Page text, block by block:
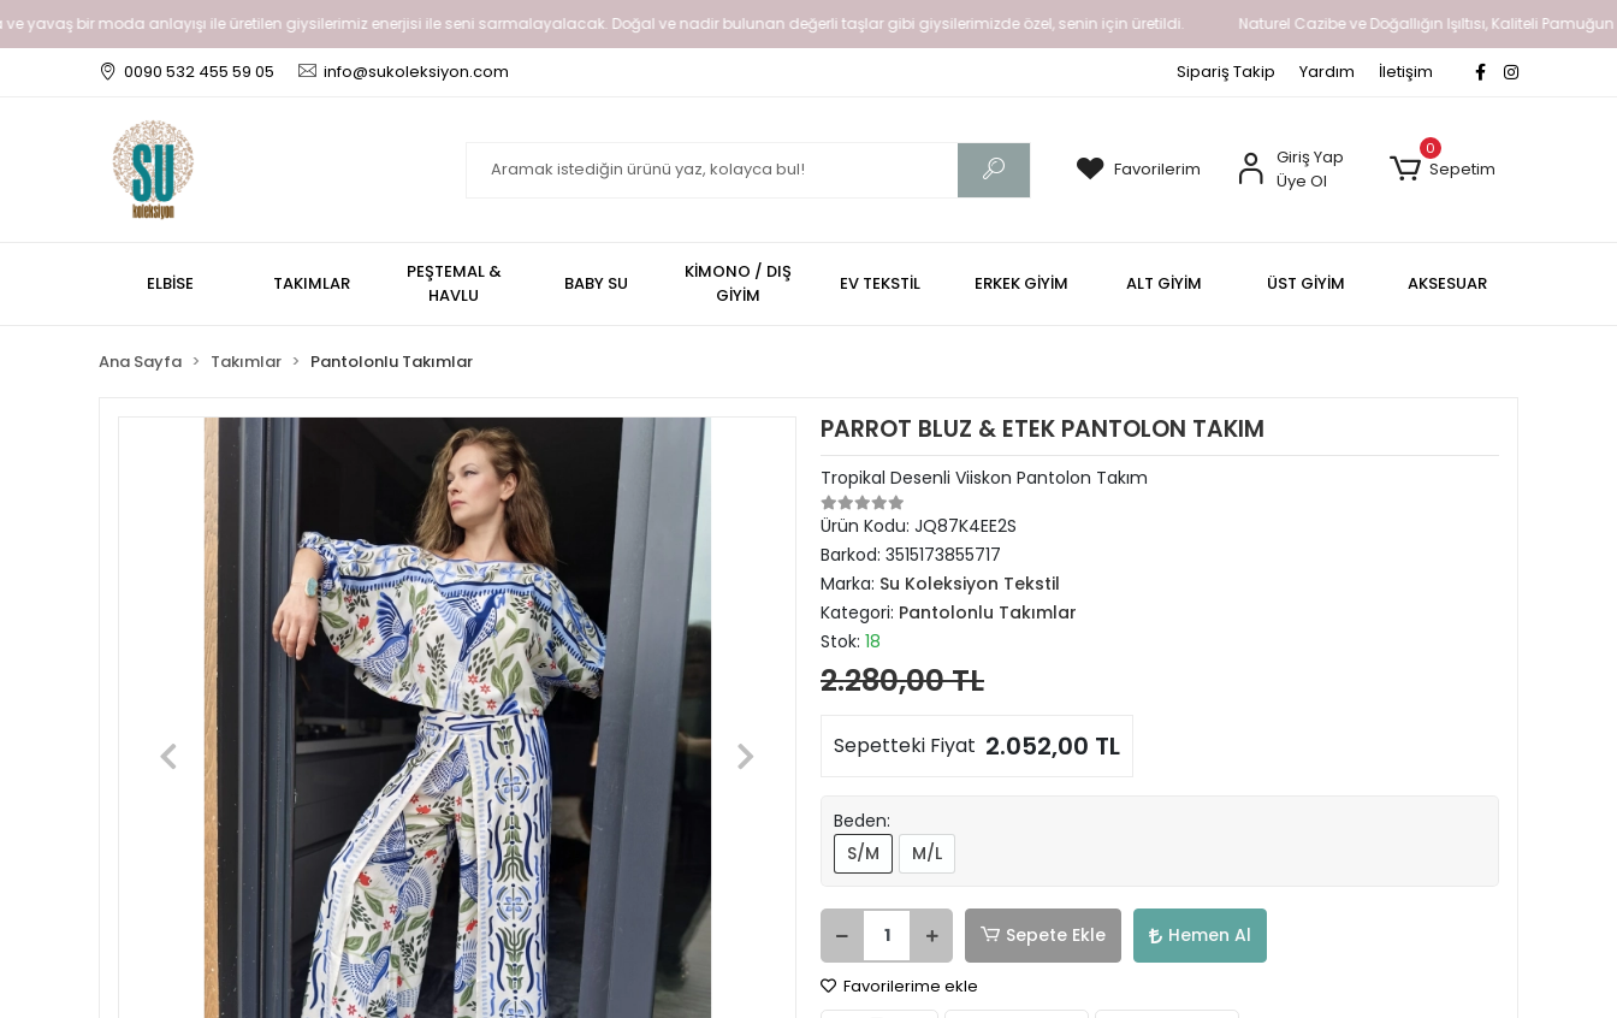
ve yavaş bir moda anlayışı ile üretilen giysilerimiz enerjisi ile seni sarmalayalacak. Doğal ve nadir bulunan değerli taşlar gibi giysilerimizde özel, senin için üretildi. Naturel Cazibe ve Doğallığın Işıltısı, Kaliteli
0090 532 455 59 05 info@sukoleksiyon.com Sipariş Takip Yardım İletişim
Favorilerim
Giriş Yap
Üye Ol
0
Sepetim
ELBİSE TAKIMLAR
PEŞTEMAL &
HAVLU
BABY SU
KİMONO / DIŞ
GİYİM
EV TEKSTİL ERKEK GİYİM ALT GİYİM ÜST GİYİM AKSESUAR
Ana Sayfa Takımlar Pantolonlu Takımlar
PARROT BLUZ & ETEK PANTOLON TAKIM
Tropikal Desenli Viiskon Pantolon Takım
Ürün Kodu: JQ87K4EE2S
Barkod: 3515173855717
Marka: Su Koleksiyon Tekstil
Kategori: Pantolonlu Takımlar
Stok: 18
2.280,00 TL
Sepetteki Fiyat 2.052,00 TL
Beden:
S/M
M/L
Sepete Ekle Hemen Al
Favorilerime ekle